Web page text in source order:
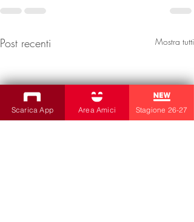
Post recenti Mostra tutti
Scarica App Area Amici Stagione 26-27